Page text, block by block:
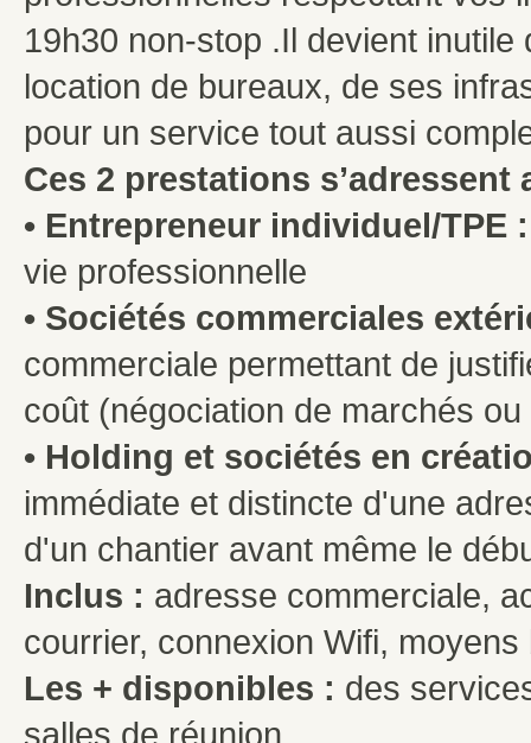
19h30 non-stop .Il devient
location de bureaux, de ses
pour un service tout aussi
Ces 2 prestations s’adressent
• Entrepreneur individuel/TPE :
vie professionnelle
• Sociétés commerciales
commerciale permettant de
coût (négociation de marchés
• Holding et sociétés en
immédiate et distincte d'une
d'un chantier avant même le
Inclus : adresse commerciale,
courrier, connexion Wifi,
Les + disponibles : des
salles de réunion,